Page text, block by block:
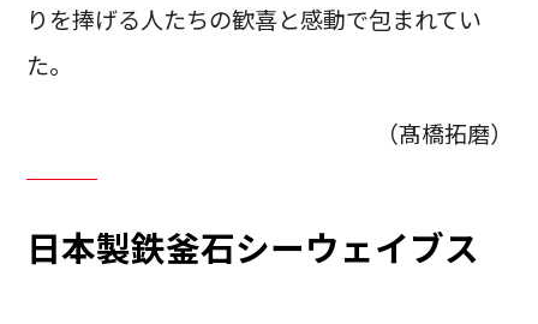
りを捧げる人たちの歓喜と感動で包まれてい
た。
（髙橋拓磨）
日本製鉄釜石シーウェイブス